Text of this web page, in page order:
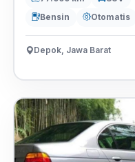
Bensin
Otomatis
Depok, Jawa Barat